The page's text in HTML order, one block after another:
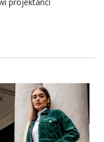
temperatury
sezon wiosna/lato
hurttak, by
odbiorców.
odpowiednio
różnorodne